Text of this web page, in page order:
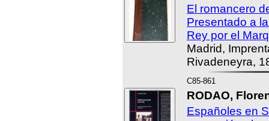
El romancero
Presentado a
Rey por el
Madrid,
Rivadeneyra,
C85-861
RODAO,
Españoles en